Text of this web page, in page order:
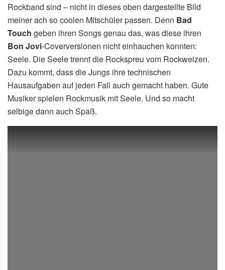
Rockband sind – nicht in dieses oben dargestellte Bild
meiner ach so coolen Mitschüler passen. Denn Bad
Touch geben ihren Songs genau das, was diese ihren
Bon Jovi-Coverversionen nicht einhauchen konnten:
Seele. Die Seele trennt die Rockspreu vom Rockweizen.
Dazu kommt, dass die Jungs ihre technischen
Hausaufgaben auf jeden Fall auch gemacht haben. Gute
Musiker spielen Rockmusik mit Seele. Und so macht
selbige dann auch Spaß.